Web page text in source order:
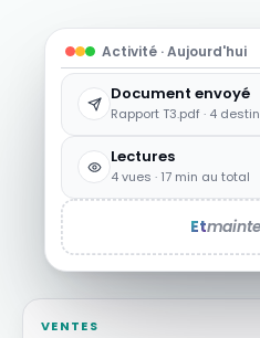
Activité · Aujourd'hui
Document envoyé
Rapport T3.pdf · 4
Lectures
4 vues · 17 min au total
Et
VENTES